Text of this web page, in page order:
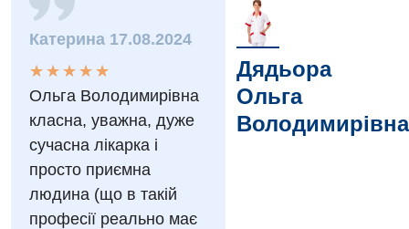
Вакансії
Заходи БПР
Інтернатура
Безкоштовні операції
Енциклопедія
Діагностика
Ангіографічні дослідження
Діагностичне відділення
Ендоскопічне відділення
Відділ госпіталізації
Відділення кардіосудинної патології та неврології
Відділення невідкладних станів
Катерина 17.08.2024
★
★
★
★
★
★ ★ ★ ★ ★
Ольга Володимирівна
класна, уважна, дуже
сучасна лікарка і
просто приємна
людина (що в такій
професії реально має
Дядьора
Ольга
Володимирівна